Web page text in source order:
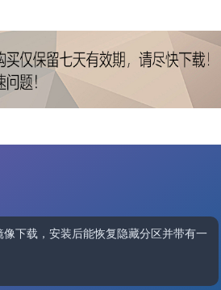
下载，安装后能恢复隐藏分区并带有一
格式化整个